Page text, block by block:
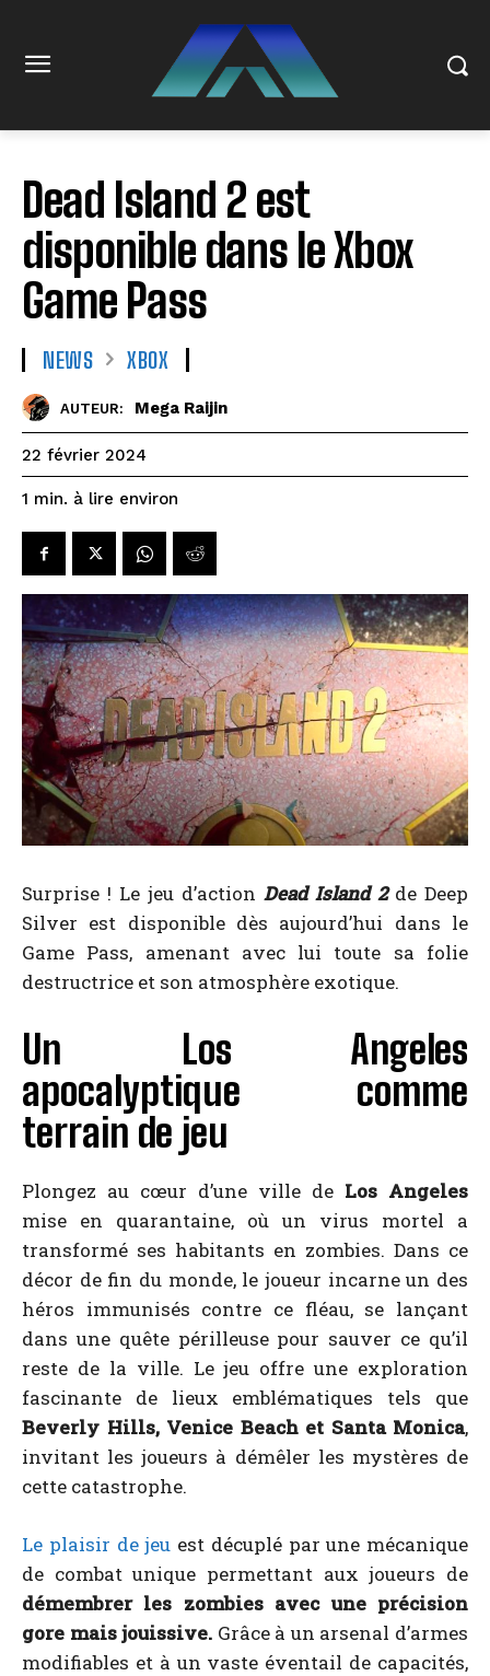
Dead Island 2 est
disponible dans le Xbox
Game Pass
NEWS XBOX
AUTEUR: Mega Raijin
22 février 2024
1 min. à lire environ
Surprise ! Le jeu d’action Dead Island 2 de Deep
Silver est disponible dès aujourd’hui dans le
Game Pass, amenant avec lui toute sa folie
destructrice et son atmosphère exotique.
Un Los Angeles
apocalyptique comme
terrain de jeu
Plongez au cœur d’une ville de Los Angeles
mise en quarantaine, où un virus mortel a
transformé ses habitants en zombies. Dans ce
décor de fin du monde, le joueur incarne un des
héros immunisés contre ce fléau, se lançant
dans une quête périlleuse pour sauver ce qu’il
reste de la ville. Le jeu offre une exploration
fascinante de lieux emblématiques tels que
Beverly Hills, Venice Beach et Santa Monica,
invitant les joueurs à démêler les mystères de
cette catastrophe.
Le plaisir de jeu est décuplé par une mécanique
de combat unique permettant aux joueurs de
démembrer les zombies avec une précision
gore mais jouissive. Grâce à un arsenal d’armes
modifiables et à un vaste éventail de capacités,